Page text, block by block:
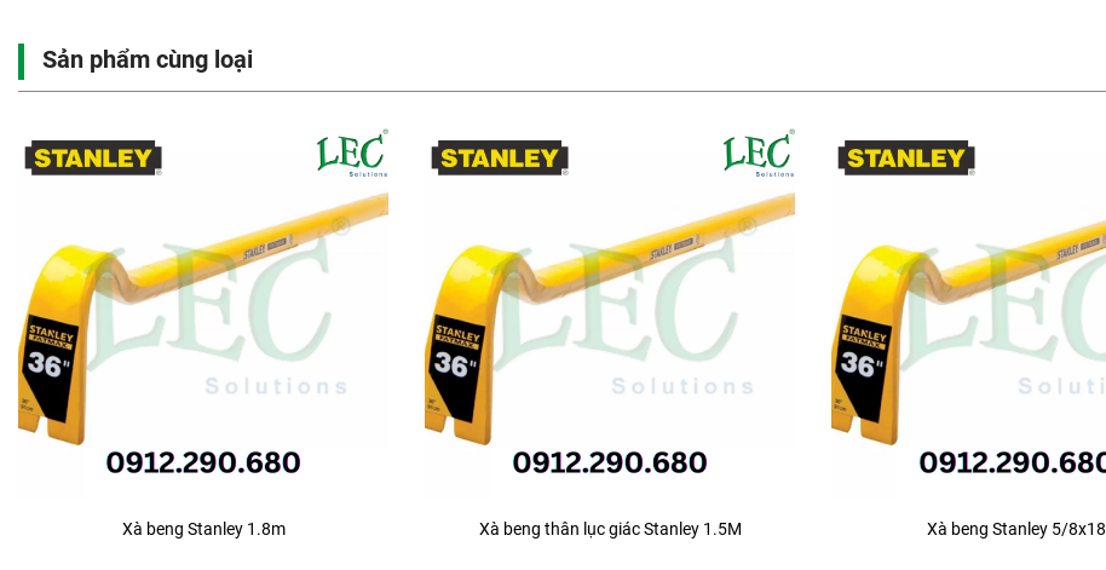
Sản phẩm cùng loại
Xà beng Stanley 1.8m Xà beng thân lục giác Stanley 1.5M Xà beng Stanley 5/8x18